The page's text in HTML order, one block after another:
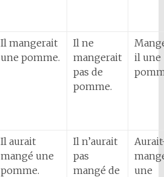
Il mangerait
une pomme.
Il ne
mangerait
pas de
pomme.
il une
Il aurait
mangé une
pomme.
Il n’aurait
pas
mangé de
une